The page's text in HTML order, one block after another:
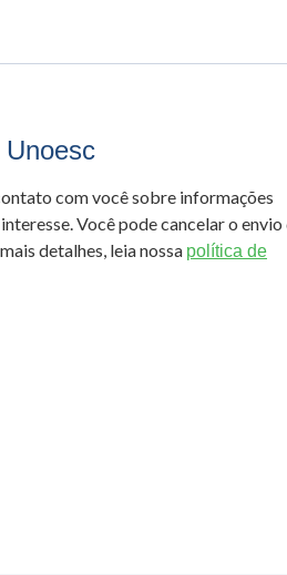
com você sobre informações
Você pode cancelar o envio
detalhes, leia nossa política de